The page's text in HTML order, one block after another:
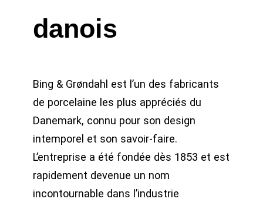
danois
Bing & Grøndahl est l’un des fabricants
de porcelaine les plus appréciés du
Danemark, connu pour son design
intemporel et son savoir-faire.
L’entreprise a été fondée dès 1853 et est
rapidement devenue un nom
incontournable dans l’industrie